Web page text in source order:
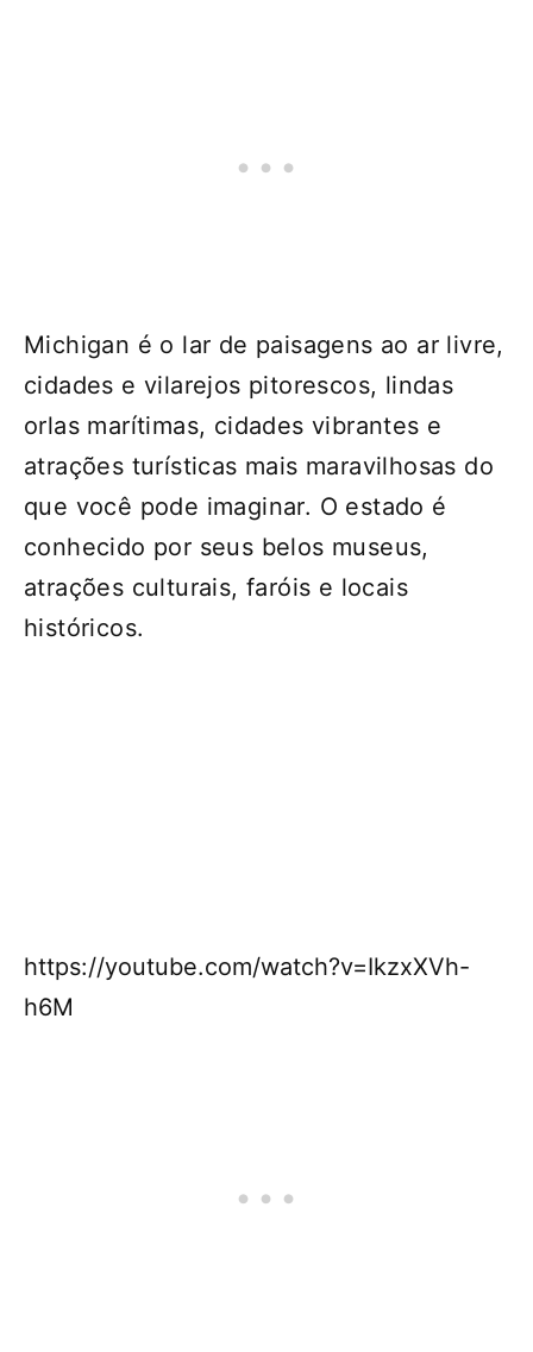
Michigan é o lar de paisagens ao ar livre,
cidades e vilarejos pitorescos, lindas
orlas marítimas, cidades vibrantes e
atrações turísticas mais maravilhosas do
que você pode imaginar. O estado é
conhecido por seus belos museus,
atrações culturais, faróis e locais
históricos.
https://youtube.com/watch?v=IkzxXVh-
h6M